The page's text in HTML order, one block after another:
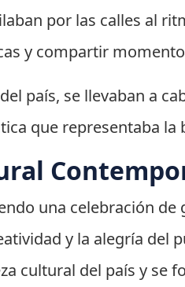
por las calles al
y compartir
país, se llevaban a
que representaba la
una celebración
y la alegría del
cultural del país y se